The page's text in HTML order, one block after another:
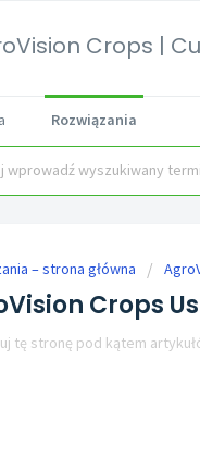
Crops |
Rozwiązania
– strona główna
Crops
tę stronę pod kątem